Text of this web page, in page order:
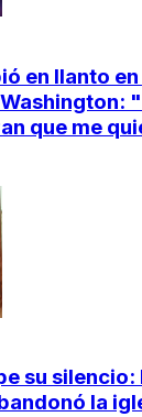
en llanto
que me
su silencio:
la